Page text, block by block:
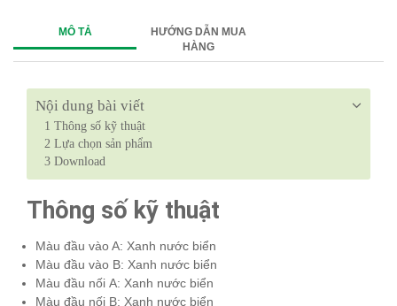
MÔ TẢ
HƯỚNG DẪN MUA
HÀNG
Nội dung bài viết
1 Thông số kỹ thuật
2 Lựa chọn sản phẩm
3 Download
Thông số kỹ thuật
Màu đầu vào A: Xanh nước biển
Màu đầu vào B: Xanh nước biển
Màu đầu nối A: Xanh nước biển
Màu đầu nối B: Xanh nước biển